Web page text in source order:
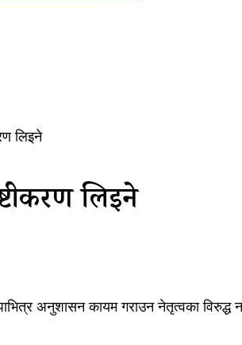
लिइने
लिइने
अनुशासन कायम गराउन नेतृत्वका विरुद्ध